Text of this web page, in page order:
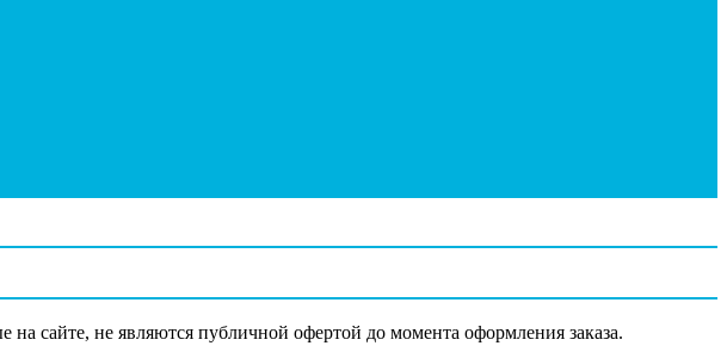
сайте, не являются публичной офертой до момента оформления заказа.